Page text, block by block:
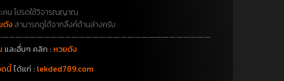
คน โปรดใช้วิจารณญาณ
ดังสามารถดูได้จากลิ้งค์ด้านล่างครับ
และอื่นๆ คลิก : หวยดัง
ดนี้ได้แก่ : lekded789.com